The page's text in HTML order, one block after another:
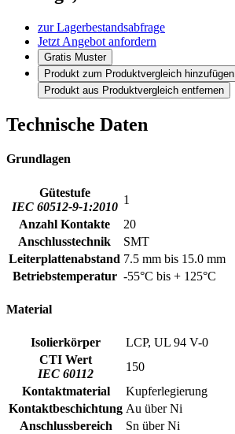
zur Lagerbestandsabfrage
Jetzt Angebot anfordern
Gratis Muster
Produkt zum Produktvergleich hinzufügen
Produkt aus Produktvergleich entfernen
Technische Daten
Grundlagen
Gütestufe
IEC 60512-9-1:2010
1
Anzahl Kontakte
20
Anschlusstechnik
SMT
Leiterplattenabstand 7.5 mm bis 15.0 mm
Betriebstemperatur -55°C bis + 125°C
Material
Isolierkörper
LCP, UL 94 V-0
CTI Wert
IEC 60112
150
Kontaktmaterial
Kupferlegierung
Kontaktbeschichtung Au über Ni
Anschlussbereich
Sn über Ni